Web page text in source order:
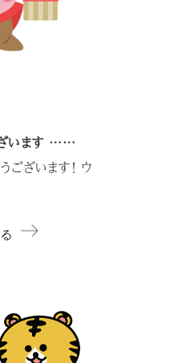
います……
ございます！ ウ